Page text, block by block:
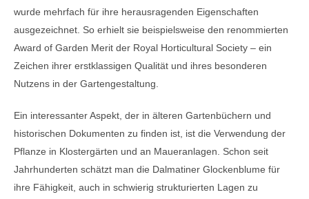
wurde mehrfach für ihre herausragenden Eigenschaften
ausgezeichnet. So erhielt sie beispielsweise den renommierten
Award of Garden Merit der Royal Horticultural Society – ein
Zeichen ihrer erstklassigen Qualität und ihres besonderen
Nutzens in der Gartengestaltung.
Ein interessanter Aspekt, der in älteren Gartenbüchern und
historischen Dokumenten zu finden ist, ist die Verwendung der
Pflanze in Klostergärten und an Maueranlagen. Schon seit
Jahrhunderten schätzt man die Dalmatiner Glockenblume für
ihre Fähigkeit, auch in schwierig strukturierten Lagen zu